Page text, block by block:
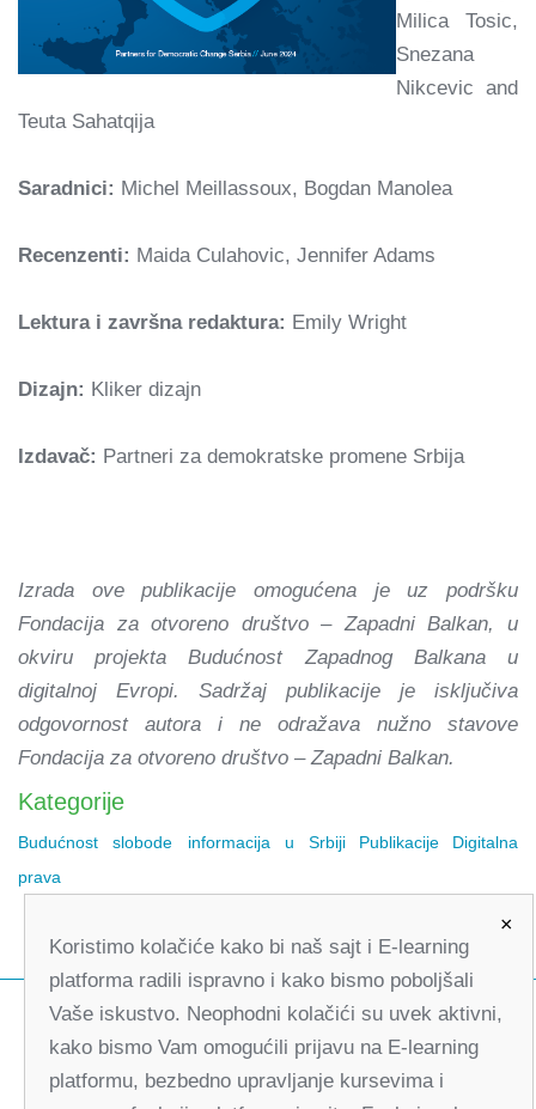
Milica Tosic,
Snezana
Nikcevic and
Teuta Sahatqija
Saradnici: Michel Meillassoux, Bogdan Manolea
Recenzenti: Maida Culahovic, Jennifer Adams
Lektura i završna redaktura: Emily Wright
Dizajn: Kliker dizajn
Izdavač: Partneri za demokratske promene Srbija
Izrada ove publikacije omogućena je uz podršku
Fondacija za otvoreno društvo – Zapadni Balkan, u
okviru projekta Budućnost Zapadnog Balkana u
digitalnoj Evropi. Sadržaj publikacije je isključiva
odgovornost autora i ne odražava nužno stavove
Fondacija za otvoreno društvo – Zapadni Balkan.
Kategorije
Budućnost slobode informacija u Srbiji Publikacije
Digitalna
prava
×
Koristimo kolačiće kako bi naš sajt i E-learning
platforma radili ispravno i kako bismo poboljšali
Vaše iskustvo. Neophodni kolačići su uvek aktivni,
kako bismo Vam omogućili prijavu na E-learning
platformu, bezbedno upravljanje kursevima i